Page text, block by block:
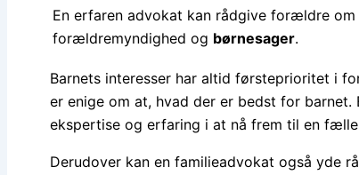
En erfaren advokat kan rådgive forældre
forældremyndighed og børnesager.
Barnets interesser har altid førsteprioritet i
er enige om at, hvad der er bedst for
ekspertise og erfaring i at nå frem til en
Derudover kan en familieadvokat også yde